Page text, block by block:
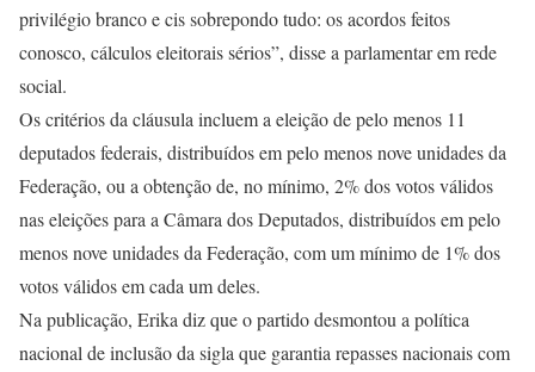
privilégio branco e cis sobrepondo tudo: os acordos feitos
conosco, cálculos eleitorais sérios”, disse a parlamentar em rede
social.
Os critérios da cláusula incluem a eleição de pelo menos 11
deputados federais, distribuídos em pelo menos nove unidades da
Federação, ou a obtenção de, no mínimo, 2% dos votos válidos
nas eleições para a Câmara dos Deputados, distribuídos em pelo
menos nove unidades da Federação, com um mínimo de 1% dos
votos válidos em cada um deles.
Na publicação, Erika diz que o partido desmontou a política
nacional de inclusão da sigla que garantia repasses nacionais com